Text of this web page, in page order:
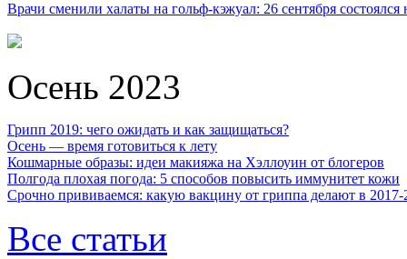
Врачи сменили халаты на гольф-кэжуал: 26 сентября
Осень 2023
Грипп 2019: чего ожидать и как защищаться?
Осень — время готовиться к лету
Кошмарные образы: идеи макияжа на Хэллоуин от блогеров
Полгода плохая погода: 5 способов повысить иммунитет кожи
Срочно прививаемся: какую вакцину от гриппа делают в 2017-
Все статьи